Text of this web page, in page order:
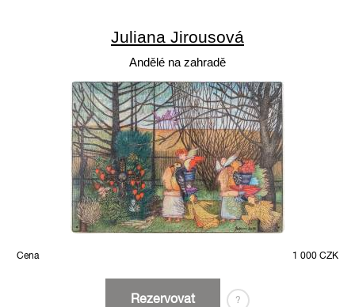
Juliana Jirousová
Andělé na zahradě
Cena 1 000 CZK
Rezervovat ?